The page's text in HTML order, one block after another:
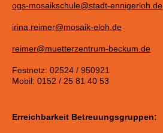
ogs-mosaikschule@stadt-ennigerloh.de
irina.reimer@mosaik-eloh.de
reimer@muetterzentrum-beckum.de
Festnetz: 02524 / 950921
Mobil: 0152 / 25 81 40 53
Erreichbarkeit Betreuungsgruppen: